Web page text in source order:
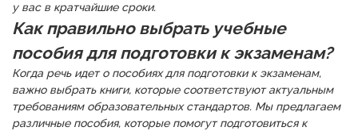
у вас в кратчайшие сроки.
Как правильно выбрать учебные
пособия для подготовки к экзаменам?
Когда речь идет о пособиях для подготовки к экзаменам,
важно выбрать книги, которые соответствуют актуальным
требованиям образовательных стандартов. Мы предлагаем
различные пособия, которые помогут подготовиться к